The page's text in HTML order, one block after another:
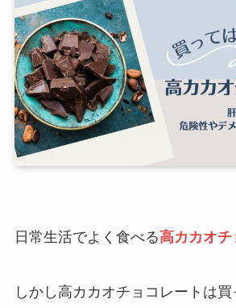
日常生活でよく食べる高カカオチ
しかし高カカオチョコレートは